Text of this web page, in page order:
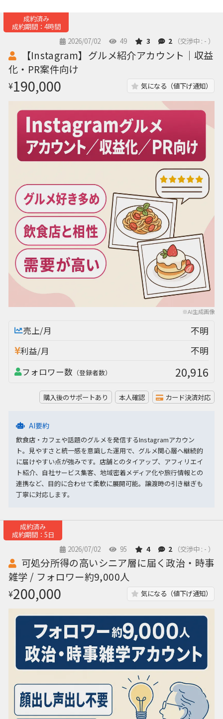
成約済み
成約期間：4時間
2026/07/02
49 3 2 （交渉中 : - ）
※AI生成画像
【Instagram】グルメ紹介アカウント｜収益
化・PR案件向け
¥190,000 気になる（値下げ通知）
売上/月 不明
利益/月 不明
フォロワー数 （登録者数） 20,916
購入後のサポートあり 本人確認 カード決済対応
AI要約
飲食店・カフェや話題のグルメを発信するInstagramアカウン
ト。見やすさと統一感を意識した運用で、グルメ関心層へ継続的
に届けやすい点が強みです。店舗とのタイアップ、アフィリエイ
ト紹介、自社サービス集客、地域密着メディア化や旅行情報との
連携など、目的に合わせて柔軟に展開可能。譲渡時の引き継ぎも
丁寧に対応します。
成約済み
成約期間：5日
2026/07/02
95 4 2 （交渉中 : - ）
可処分所得の高いシニア層に届く政治・時事
雑学 / フォロワー約9,000人
¥200,000 気になる（値下げ通知）